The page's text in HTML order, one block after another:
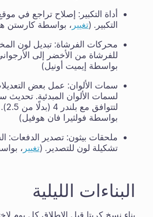
أداة التكبير: إصلاح تراجع في
التكبير. (تغيير ، بواسطة كارستن
محركات الفرشاة: تبديل لون
للفرشاة من الأخضر إلى
بواسطة إيميت أونيل)
سمات الألوان: عمل بعض
لسمات الألوان المبدئية. تحديث
لتتوافق مع بلندر 4 (بدلًا من 2.5). (
بواسطة فولثيرا فان هوفيل)
ملحقات بيثون: تصدير الدفعات:
تشكيلة لون للتصدير. (تغيير ،
البناءات الليلية
بناء نسخ كريتا قبل الإطلاق كل يوم